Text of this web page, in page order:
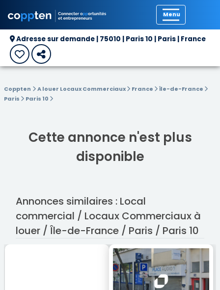
Adresse sur demande | 75010 | Paris 10 | Paris | France
Coppten A louer Locaux Commerciaux France
Île-de-France
Paris
Paris 10
Cette annonce n'est plus
disponible
Annonces similaires : Local
commercial / Locaux Commerciaux à
louer / Île-de-France / Paris / Paris 10